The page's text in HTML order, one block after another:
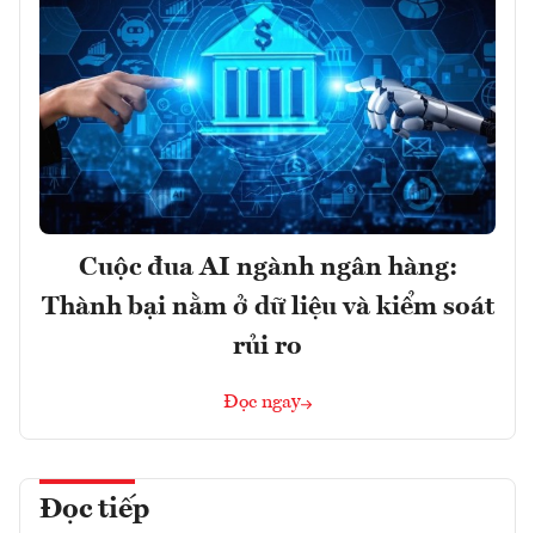
Cuộc đua AI ngành ngân hàng:
Thành bại nằm ở dữ liệu và kiểm soát
rủi ro
Đọc ngay
Đọc tiếp